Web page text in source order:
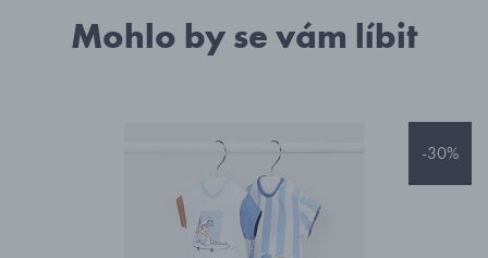
Mohlo by se vám líbit
-30%